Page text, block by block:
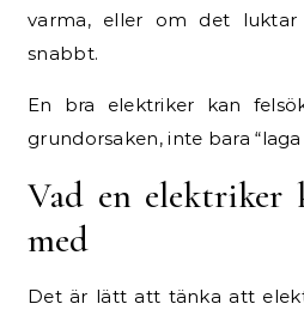
varma, eller om det
snabbt.
En bra elektriker kan
grundorsaken, inte bara
Vad en
med
Det är lätt att tänka att